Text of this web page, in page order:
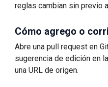
reglas cambian sin previo
Cómo agrego o
Abre una pull request en
sugerencia de edición en
una URL de origen.